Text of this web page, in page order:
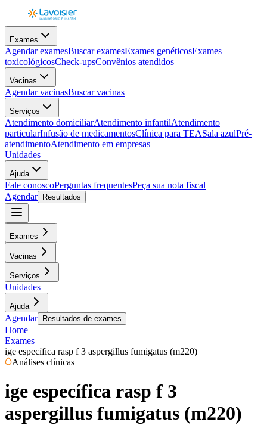
Exames
Agendar examesBuscar examesExames genéticosExames
toxicológicosCheck-upsConvênios atendidos
Vacinas
Agendar vacinasBuscar vacinas
Serviços
Atendimento domiciliarAtendimento infantilAtendimento
particularInfusão de medicamentosClínica para TEASala azulPré-
atendimentoAtendimento em empresas
Unidades
Ajuda
Fale conoscoPerguntas frequentesPeça sua nota fiscal
Agendar
Resultados
Exames
Vacinas
Serviços
Unidades
Ajuda
Agendar Resultados de exames
Home
Exames
ige específica rasp f 3 aspergillus fumigatus (m220)
Análises clínicas
ige específica rasp f 3
aspergillus fumigatus (m220)